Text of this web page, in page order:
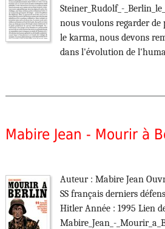
Steiner_Rudolf_-
nous voulons regarder de
le karma, nous devons
dans l'évolution de
Mabire Jean - Mourir à
Auteur : Mabire Jean
SS français derniers
Hitler Année : 1995 Lien
Mabire_Jean_-